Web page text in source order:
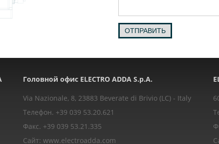
ОТПРАВИТЬ
Головной офис ELECTRO ADDA S.p.A.
Via Nazionale, 8, 23883 Beverate di Brivio (LC) - Italy
Телефон. +39 039 53.20.621
Факс. +39 039 53.21.335
Сайт: www.electroadda.com